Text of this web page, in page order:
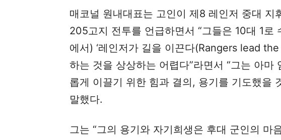
매코널 원내대표는 고인이 제8 레인저 중대 지
205고지 전투를 언급하면서 “그들은 10대 1로
에서) ‘레인저가 길을 이끈다(Rangers lead
하는 것을 상상하는 어렵다”라면서 “그는 아마
롭게 이끌기 위한 힘과 결의, 용기를 기도했을
말했다.
그는 “그의 용기와 자기희생은 후대 군인의 마